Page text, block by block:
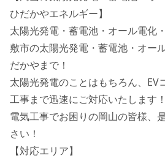
ひだかやエネルギー】
太陽光発電・蓄電池・オール電化
敷市の太陽光発電・蓄電池・オ
だかやまで！
太陽光発電のことはもちろん、EV
工事まで迅速にご対応いたします！
電気工事でお困りの岡山の皆様、
さい！
【対応エリア】